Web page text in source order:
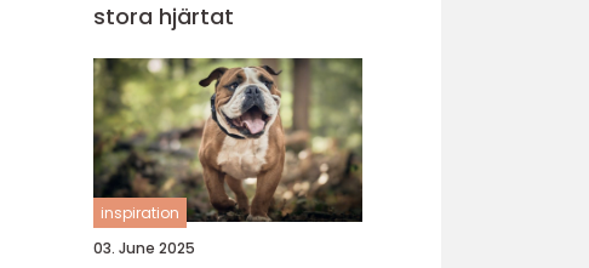
stora hjärtat
inspiration
03. June 2025